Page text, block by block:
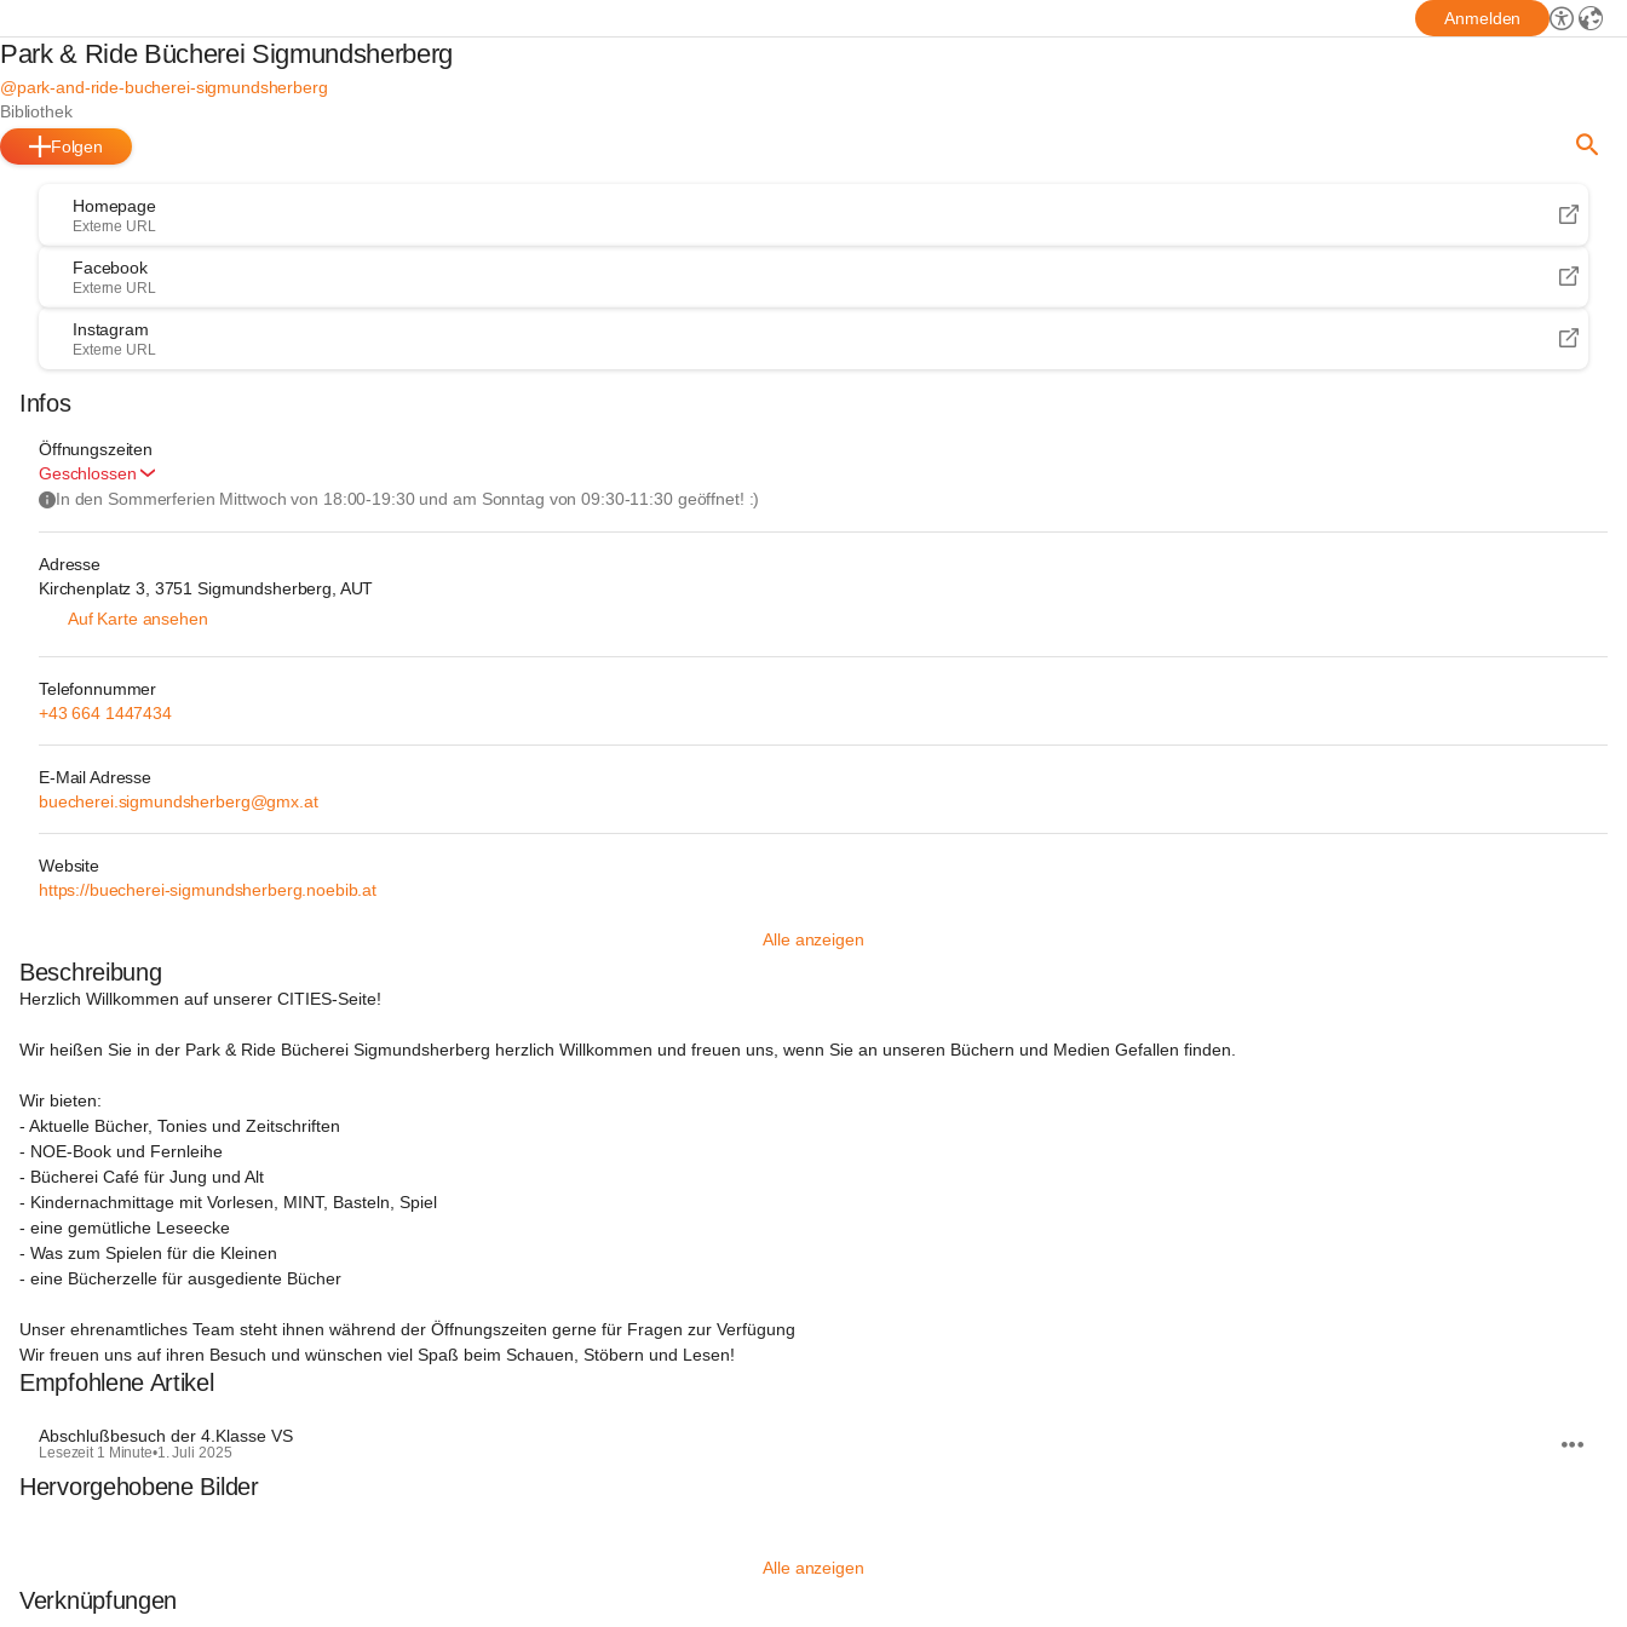
Anmelden
Park & Ride Bücherei Sigmundsherberg
@park-and-ride-bucherei-sigmundsherberg
Bibliothek
Folgen
Homepage
Externe URL
Facebook
Externe URL
Instagram
Externe URL
Infos
Öffnungszeiten
Geschlossen
In den Sommerferien Mittwoch von 18:00-19:30 und am Sonntag von 09:30-11:30 geöffnet! :)
Adresse
Kirchenplatz 3, 3751 Sigmundsherberg, AUT
Auf Karte ansehen
Telefonnummer
+43 664 1447434
E-Mail Adresse
buecherei.sigmundsherberg@gmx.at
Website
https://buecherei-sigmundsherberg.noebib.at
Alle anzeigen
Beschreibung
Herzlich Willkommen auf unserer CITIES-Seite!
Wir heißen Sie in der Park & Ride Bücherei Sigmundsherberg herzlich Willkommen und freuen uns, wenn Sie an unseren Büchern und Medien Gefallen finden.
Wir bieten:
- Aktuelle Bücher, Tonies und Zeitschriften
- NOE-Book und Fernleihe
- Bücherei Café für Jung und Alt
- Kindernachmittage mit Vorlesen, MINT, Basteln, Spiel
- eine gemütliche Leseecke
- Was zum Spielen für die Kleinen
- eine Bücherzelle für ausgediente Bücher
Unser ehrenamtliches Team steht ihnen während der Öffnungszeiten gerne für Fragen zur Verfügung
Wir freuen uns auf ihren Besuch und wünschen viel Spaß beim Schauen, Stöbern und Lesen!
Empfohlene Artikel
Abschlußbesuch der 4.Klasse VS
Lesezeit 1 Minute•1. Juli 2025
Hervorgehobene Bilder
Alle anzeigen
Verknüpfungen